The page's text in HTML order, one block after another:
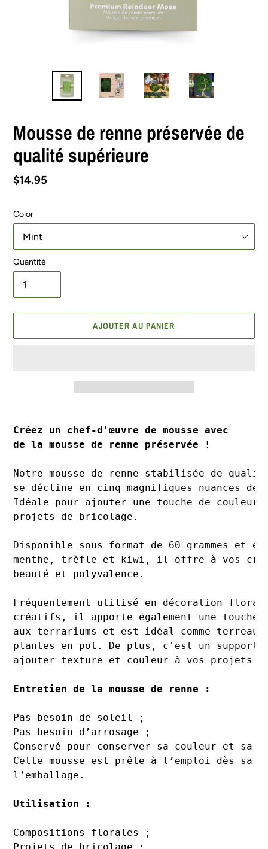
Mousse de renne préservée de
qualité supérieure
Prix
$14.95
Color
Quantité
AJOUTER AU PANIER
d'un
à
panier
Créez un chef-d'œuvre de mousse avec
de la mousse de renne préservée !
Notre mousse de renne stabilisée de
se décline en cinq magnifiques nuances
Idéale pour ajouter une touche de couleur
projets de bricolage.
Disponible sous format de 60 grammes
menthe, trèfle et kiwi, il offre à vos
beauté et polyvalence.
Fréquentement utilisé en décoration
créatifs, il apporte également une touche
aux terrariums et est idéal comme terreau
plantes en pot. De plus, c'est un support
ajouter texture et couleur à vos projets
Entretien de la mousse de renne :
Pas besoin de soleil ;
Pas besoin d’arrosage ;
Conservé pour conserver sa couleur et sa
Cette mousse est prête à l’emploi dès sa
Utilisation :
Compositions florales ;